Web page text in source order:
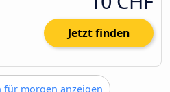
Jetzt finden
für morgen anzeigen